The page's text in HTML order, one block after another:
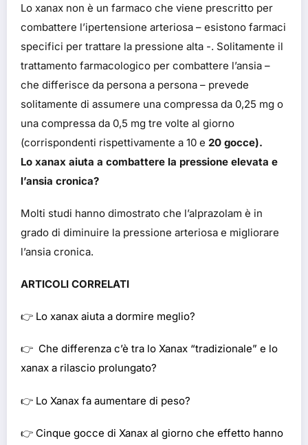
Lo xanax non è un farmaco che viene prescritto per
combattere l’ipertensione arteriosa – esistono farmaci
specifici per trattare la pressione alta -. Solitamente il
trattamento farmacologico per combattere l’ansia –
che differisce da persona a persona – prevede
solitamente di assumere una compressa da 0,25 mg o
una compressa da 0,5 mg tre volte al giorno
(corrispondenti rispettivamente a 10 e 20 gocce).
Lo xanax aiuta a combattere la pressione elevata e
l’ansia cronica?
Molti studi hanno dimostrato che l’alprazolam è in
grado di diminuire la pressione arteriosa e migliorare
l’ansia cronica.
ARTICOLI CORRELATI
👉 Lo xanax aiuta a dormire meglio?
👉 Che differenza c’è tra lo Xanax “tradizionale” e lo
xanax a rilascio prolungato?
👉 Lo Xanax fa aumentare di peso?
👉 Cinque gocce di Xanax al giorno che effetto hanno